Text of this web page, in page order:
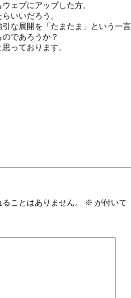
ェブにアップした方。
いいだろう。
な展開を「たまたま」という一言
であろうか？
っております。
ことはありません。 ※ が付いて